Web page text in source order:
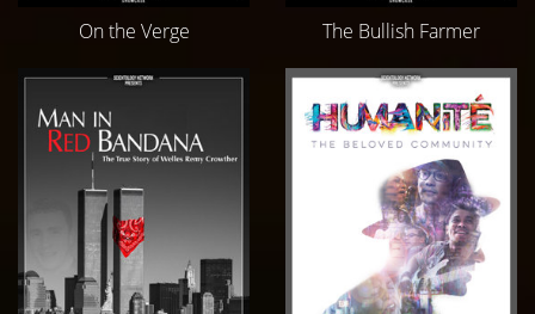
On the Verge The Bullish Farmer